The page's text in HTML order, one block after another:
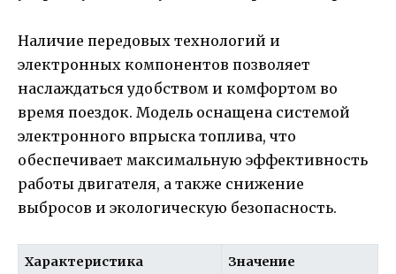
Наличие передовых технологий и
электронных компонентов позволяет
наслаждаться удобством и комфортом во
время поездок. Модель оснащена системой
электронного впрыска топлива, что
обеспечивает максимальную эффективность
работы двигателя, а также снижение
выбросов и экологическую безопасность.
Характеристика Значение